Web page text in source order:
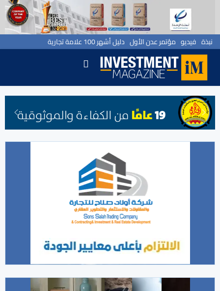
نبذة فيديو مؤتمر عدن الأول دليل أشهر 100 علامة تجارية